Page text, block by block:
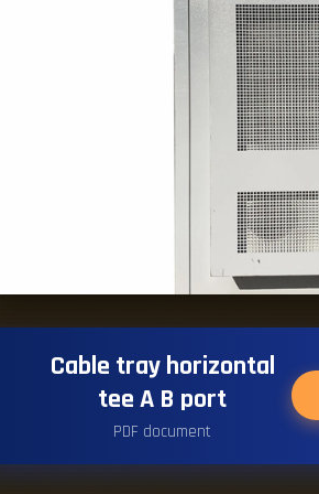
Cable tray horizontal
tee A B port
PDF document